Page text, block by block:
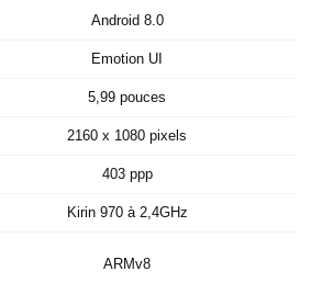
Android 8.0
Emotion UI
5,99 pouces
2160 x 1080 pixels
403 ppp
Kirin 970 à 2,4GHz
ARMv8